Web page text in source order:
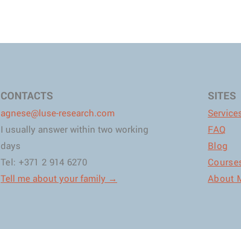
CONTACTS
agnese@luse-research.com
I usually answer within two working
days
​​Tel: +371 2 914 6270
​Tell me about your family →
SITES
FAQ
Blog
About